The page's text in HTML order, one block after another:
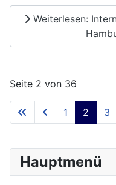
Hauptmenü
Weiterlesen:
Seite 2 von 36
1 2 3